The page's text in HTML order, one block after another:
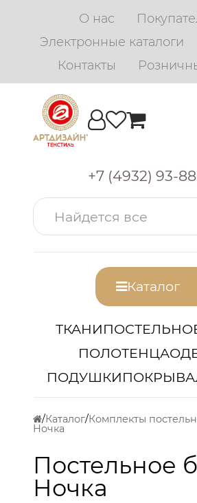
О нас
Электронные каталоги
Контакты
+7 (4932) 93-
Каталог
ТКАНИ
ПОЛОТЕНЦА
ПОДУШКИ
Каталог Комплекты
Ночка
Постельное
Ночка